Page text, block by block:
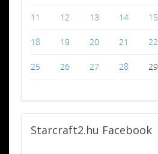
11 12 13 14 15
18 19 20 21 22
25 26 27 28 29
Starcraft2.hu Facebook